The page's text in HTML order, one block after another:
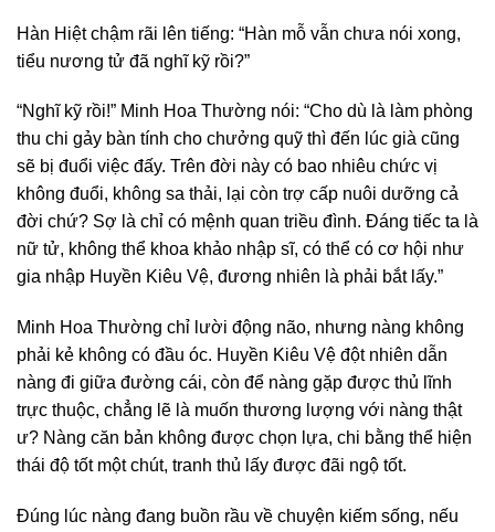
Hàn Hiệt chậm rãi lên tiếng: “Hàn mỗ vẫn chưa nói xong,
tiểu nương tử đã nghĩ kỹ rồi?”
“Nghĩ kỹ rồi!” Minh Hoa Thường nói: “Cho dù là làm phòng
thu chi gảy bàn tính cho chưởng quỹ thì đến lúc già cũng
sẽ bị đuổi việc đấy. Trên đời này có bao nhiêu chức vị
không đuổi, không sa thải, lại còn trợ cấp nuôi dưỡng cả
đời chứ? Sợ là chỉ có mệnh quan triều đình. Đáng tiếc ta là
nữ tử, không thể khoa khảo nhập sĩ, có thể có cơ hội như
gia nhập Huyền Kiêu Vệ, đương nhiên là phải bắt lấy.”
Minh Hoa Thường chỉ lười động não, nhưng nàng không
phải kẻ không có đầu óc. Huyền Kiêu Vệ đột nhiên dẫn
nàng đi giữa đường cái, còn để nàng gặp được thủ lĩnh
trực thuộc, chẳng lẽ là muốn thương lượng với nàng thật
ư? Nàng căn bản không được chọn lựa, chi bằng thể hiện
thái độ tốt một chút, tranh thủ lấy được đãi ngộ tốt.
Đúng lúc nàng đang buồn rầu về chuyện kiếm sống, nếu